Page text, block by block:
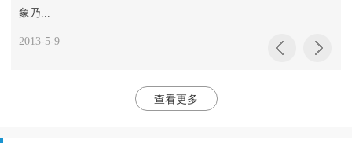
象乃...
2013-5-9
查看更多